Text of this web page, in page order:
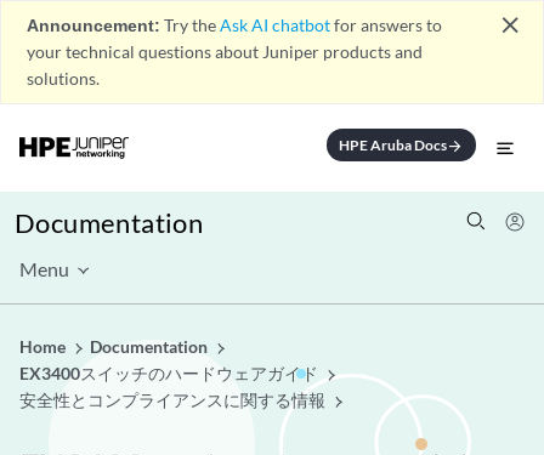
Announcement: Try theAsk AI chatbotfor answers to
your technical questions about Juniper products and
solutions.
close
HPE Aruba Docsarrow_forward
Documentation
Menu
Home
Documentation
EX3400スイッチのハードウェアガイド
安全性とコンプライアンスに関する情報